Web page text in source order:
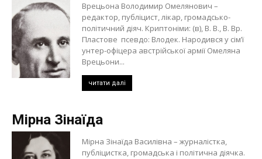
Врецьона Володимир Омелянович –
редактор, публіцист, лікар, громадсько-
політичний діяч. Криптоніми: (в), В. В., В. Вр.
Пластове псевдо: Влодек. Народився у сім’ї
унтер-офіцера австрійської армії Омеляна
Врецьони...
читати далі
Мірна Зінаїда
Мірна Зінаїда Василівна – журналістка,
публіцистка, громадська і політична діячка.